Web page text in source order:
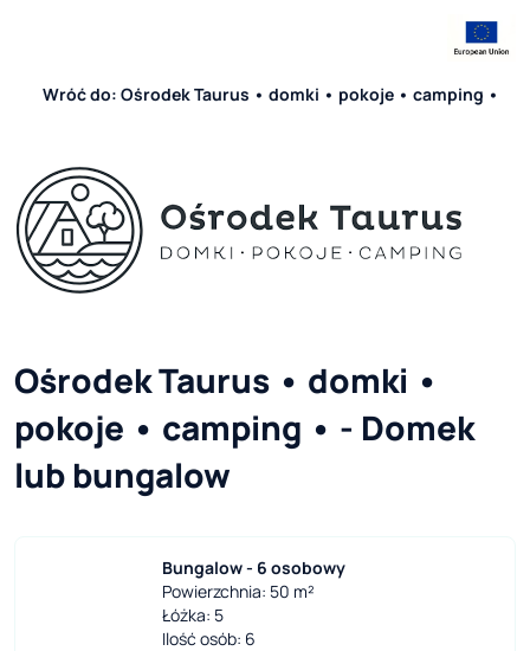
Wróć do: Ośrodek Taurus • domki • pokoje • camping •
Ośrodek Taurus • domki •
pokoje • camping • - Domek
lub bungalow
Bungalow - 6 osobowy
Powierzchnia: 50 m²
Łóżka: 5
Ilość osób: 6